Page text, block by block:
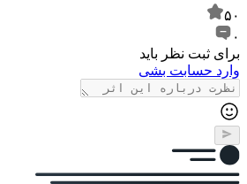
۵۰
۰
برای ثبت نظر باید
وارد حسابت بشی